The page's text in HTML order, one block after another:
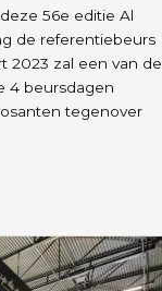
56e editie Al
de referentiebeurs
2023 zal een van de
4 beursdagen
tegenover